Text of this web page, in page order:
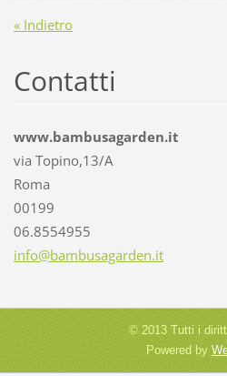
« Indietro
Contatti
www.bambusagarden.it
via Topino,13/A
Roma
00199
06.8554955
info@bambusagarden.it
© 2013 Tutti i
Powered by